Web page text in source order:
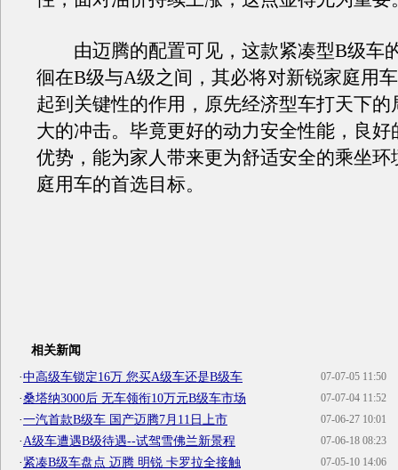
由迈腾的配置可见，这款紧凑型B级车
徊在B级与A级之间，其必将对新锐家庭用
起到关键性的作用，原先经济型车打天下的
大的冲击。毕竟更好的动力安全性能，良好
优势，能为家人带来更为舒适安全的乘坐环
庭用车的首选目标。
相关新闻
07-07-05 11:50
·中高级车锁定16万 您买A级车还是B级车
07-07-04 11:52
·桑塔纳3000后 无车领衔10万元B级车市场
07-06-27 10:01
·一汽首款B级车 国产迈腾7月11日上市
07-06-18 08:23
·A级车遭遇B级待遇--试驾雪佛兰新景程
07-05-10 14:06
·紧凑B级车盘点 迈腾 明锐 卡罗拉全接触